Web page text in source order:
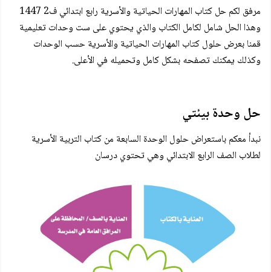
مرفق لكم حل كتاب المهارات الحياتية والأسرية رابع ابتدائي ف2 1447
وهذا الحل شامل لكامل الكتاب والذي يحتوي على ست وحدات تعليمية
قمنا بعرض حلول كتاب المهارات الحياتية والأسرية حسب الوحدات
وكذلك يمكنك تصفحه بشكل كامل وتحميله في الأعلى.
حل وحدة بيئتي
نبدأ معكم باستعراض حلول الوحدة السابعة من كتاب التربية الأسرية
لطلاب الصف الرابع الابتدائي وهي تحتوي درسان